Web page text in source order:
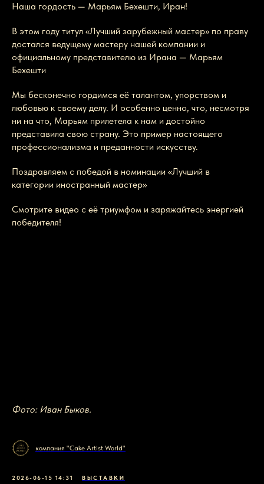
Наша гордость — Марьям Бехешти, Иран!
В этом году титул «Лучший зарубежный мастер» по праву
достался ведущему мастеру нашей компании и
официальному представителю из Ирана — Марьям
Бехешти
Мы бесконечно гордимся её талантом, упорством и
любовью к своему делу. И особенно ценно, что, несмотря
ни на что, Марьям прилетела к нам и достойно
представила свою страну. Это пример настоящего
профессионализма и преданности искусству.
Поздравляем с победой в номинации «Лучший в
категории иностранный мастер»
Смотрите видео с её триумфом и заряжайтесь энергией
победителя!
Фото: Иван Быков.
компания "Cake Artist World"
2026-06-15 14:31 ВЫСТАВКИ